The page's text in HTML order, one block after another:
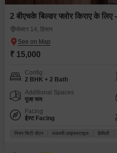
2 बीएचके बिल्डर फ्लोर किराए के लिए
सेक्टर 14, हिसार
₹ 15,000
Config
2 BHK + 2 Bath
Additional Spaces
पूजा रूम
Facing
ईस्ट Facing
नियर सिटी सेंटर लक्जरी लाइफस्टाइल फ़ैमिली